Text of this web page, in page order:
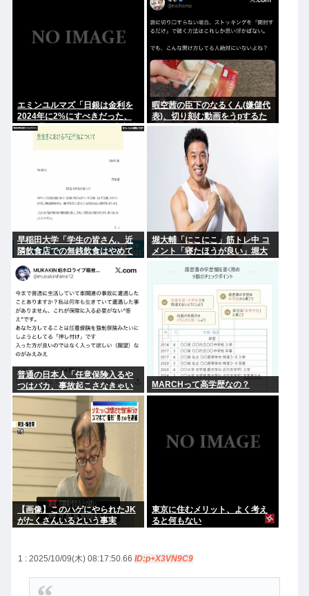
エミンユルマズ「日銀は金利を
2024年に2%にすべきだった、
2%で景気が悪くなるなら生産性
が低い利益が出せない企業、潰
暇空茜の臣下のなるくん(嫌儲代
表)、切り刻む動画をうpするた
めにストッキングを購入、ハサ
ミを入れて感触を楽しむ
早稲田大学「学生の皆さん、近
隣飲食店での無銭飲食はやめて
堀大輔「にこにこ」筋トレ中 コ
メント「寝たほうが良い」堀大
普通の日本人「任意保険入るや
つはバカ、事故起こさなきゃい
いだけ」
MARCHって高学歴なの？
【画像】このハゲにやられたJK
がたくさんいるという事実
東京に住むメリット、よく考え
ると何もない
1 : 2025/10/09(木) 08:17:50.66 ID:p+X3VN9C9